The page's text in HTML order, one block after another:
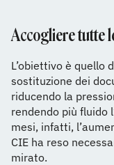
Accogliere tutte
L’obiettivo è
sostituzione dei
riducendo la
rendendo più fluido
mesi, infatti,
CIE ha reso
mirato.